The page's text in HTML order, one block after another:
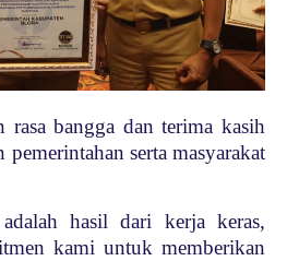
rasa bangga dan terima kasih
pemerintahan serta masyarakat
hasil dari kerja keras,
kami untuk memberikan